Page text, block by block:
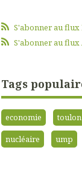
S'abonner au flux
S'abonner au flux
Tags
economie toulon
nucléaire
ump